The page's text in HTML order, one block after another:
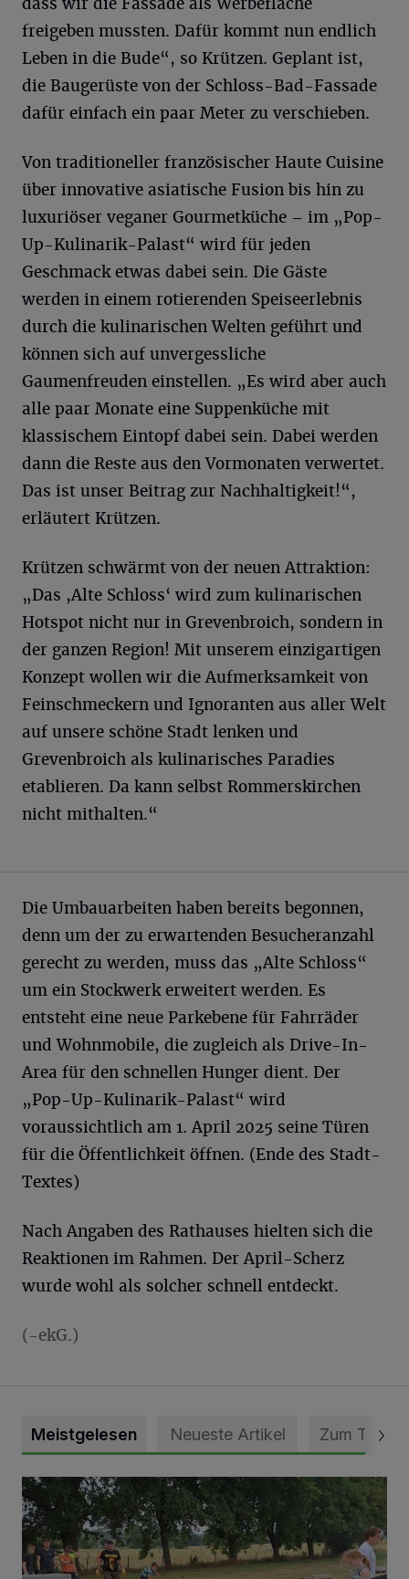
freigeben mussten. Dafür kommt nun endlich
Leben in die Bude“, so Krützen. Geplant ist,
die Baugerüste von der Schloss-Bad-Fassade
dafür einfach ein paar Meter zu verschieben.
Von traditioneller französischer Haute Cuisine
über innovative asiatische Fusion bis hin zu
luxuriöser veganer Gourmetküche – im „Pop-
Up-Kulinarik-Palast“ wird für jeden
Geschmack etwas dabei sein. Die Gäste
werden in einem rotierenden Speiseerlebnis
durch die kulinarischen Welten geführt und
können sich auf unvergessliche
Gaumenfreuden einstellen. „Es wird aber auch
alle paar Monate eine Suppenküche mit
klassischem Eintopf dabei sein. Dabei werden
dann die Reste aus den Vormonaten verwertet.
Das ist unser Beitrag zur Nachhaltigkeit!“,
erläutert Krützen.
Krützen schwärmt von der neuen Attraktion:
„Das ,Alte Schloss‘ wird zum kulinarischen
Hotspot nicht nur in Grevenbroich, sondern in
der ganzen Region! Mit unserem einzigartigen
Konzept wollen wir die Aufmerksamkeit von
Feinschmeckern und Ignoranten aus aller Welt
auf unsere schöne Stadt lenken und
Grevenbroich als kulinarisches Paradies
etablieren. Da kann selbst Rommerskirchen
nicht mithalten.“
Die Umbauarbeiten haben bereits begonnen,
denn um der zu erwartenden Besucheranzahl
gerecht zu werden, muss das „Alte Schloss“
um ein Stockwerk erweitert werden. Es
entsteht eine neue Parkebene für Fahrräder
und Wohnmobile, die zugleich als Drive-In-
Area für den schnellen Hunger dient. Der
„Pop-Up-Kulinarik-Palast“ wird
voraussichtlich am 1. April 2025 seine Türen
für die Öffentlichkeit öffnen. (Ende des Stadt-
Textes)
Nach Angaben des Rathauses hielten sich die
Reaktionen im Rahmen. Der April-Scherz
wurde wohl als solcher schnell entdeckt.
(-ekG.)
Meistgelesen Neueste Artikel Zum Thema
Pünktlich zum Schützenfest den Weg zum Festzelt